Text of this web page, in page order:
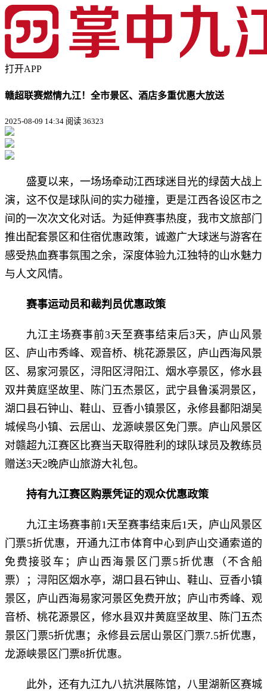
打开APP
赣超联赛燃情九江！全市景区、酒店多重优惠大放送
2025-08-09 14:34 阅读 36323
盛夏以来，一场场牵动江西球迷目光的绿茵大战上
演，这不仅是球队间的实力碰撞，更是江西各设区市之
间的一次次文化对话。为延伸赛事热度，我市文旅部门
推出配套景区和住宿优惠政策，诚邀广大球迷与游客在
感受热血赛事氛围之余，深度体验九江独特的山水魅力
与人文风情。
赛事运动员和裁判员优惠政策
九江主场赛事前3天至赛事结束后3天，庐山风景
区、庐山市秀峰、观音桥、桃花源景区，庐山西海风景
区、易家河景区，浔阳区浔阳江、烟水亭景区，修水县
双井黄庭坚故里、陈门五杰景区，武宁县鲁溪洞景区，
湖口县石钟山、鞋山、豆香小镇景区，永修县鄱阳湖吴
城候鸟小镇、云居山、龙源峡景区免门票。庐山风景区
对赣超九江赛区比赛当天取得胜利的球队球员及教练员
赠送3天2晚庐山旅游大礼包。
持有九江赛区购票凭证的观众优惠政策
九江主场赛事前1天至赛事结束后1天，庐山风景区
门票5折优惠，开通九江市体育中心到庐山交通索道的
免费接驳车；庐山西海景区门票5折优惠（不含船
票）；浔阳区烟水亭，湖口县石钟山、鞋山、豆香小镇
景区，庐山西海易家河景区免费开放；庐山市秀峰、观
音桥、桃花源景区，修水县双井黄庭坚故里、陈门五杰
景区门票5折优惠；永修县云居山景区门票7.5折优惠，
龙源峡景区门票8折优惠。
此外，还有九江九八抗洪展陈馆，八里湖新区赛城